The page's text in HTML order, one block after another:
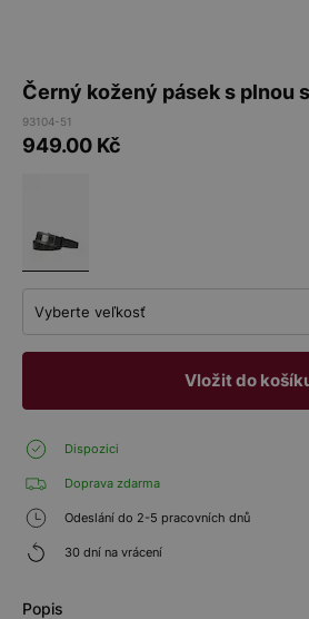
Černý kožený pásek s plnou
93104-51
949.00 Kč
Vyberte veľkosť
Vložit do
Dispozici
Doprava zdarma
Odeslání do 2-5 pracovních dnů
30 dní na vrácení
Popis